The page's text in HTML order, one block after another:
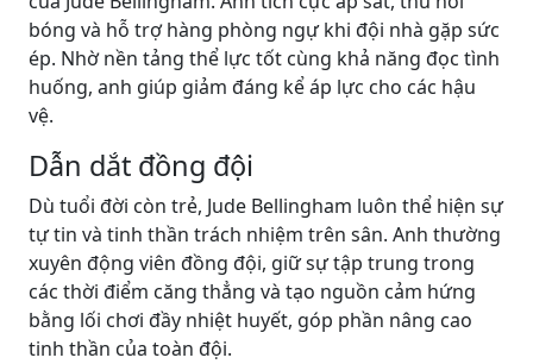
bóng và hỗ trợ hàng phòng ngự khi đội nhà gặp sức
ép. Nhờ nền tảng thể lực tốt cùng khả năng đọc tình
huống, anh giúp giảm đáng kể áp lực cho các hậu
vệ.
Dẫn dắt đồng đội
Dù tuổi đời còn trẻ, Jude Bellingham luôn thể hiện sự
tự tin và tinh thần trách nhiệm trên sân. Anh thường
xuyên động viên đồng đội, giữ sự tập trung trong
các thời điểm căng thẳng và tạo nguồn cảm hứng
bằng lối chơi đầy nhiệt huyết, góp phần nâng cao
tinh thần của toàn đội.